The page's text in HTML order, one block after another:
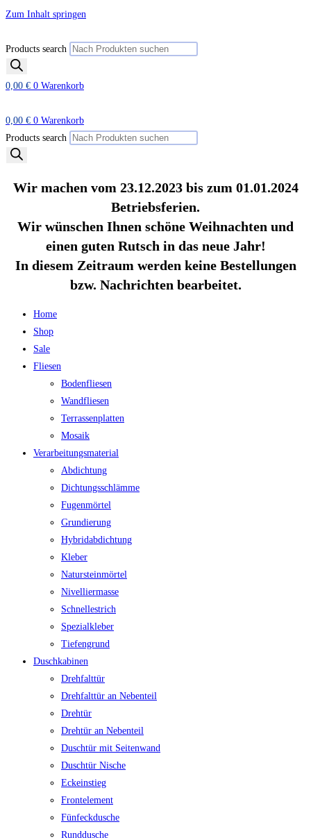
Zum Inhalt springen
Products search
0,00 € 0 Warenkorb
0,00 € 0 Warenkorb
Products search
Wir machen vom 23.12.2023 bis zum 01.01.2024
Betriebsferien.
Wir wünschen Ihnen schöne Weihnachten und
einen guten Rutsch in das neue Jahr!
In diesem Zeitraum werden keine Bestellungen
bzw. Nachrichten bearbeitet.
Home
Shop
Sale
Fliesen
Bodenfliesen
Wandfliesen
Terrassenplatten
Mosaik
Verarbeitungsmaterial
Abdichtung
Dichtungsschlämme
Fugenmörtel
Grundierung
Hybridabdichtung
Kleber
Natursteinmörtel
Nivelliermasse
Schnellestrich
Spezialkleber
Tiefengrund
Duschkabinen
Drehfalttür
Drehfalttür an Nebenteil
Drehtür
Drehtür an Nebenteil
Duschtür mit Seitenwand
Duschtür Nische
Eckeinstieg
Frontelement
Fünfeckdusche
Runddusche